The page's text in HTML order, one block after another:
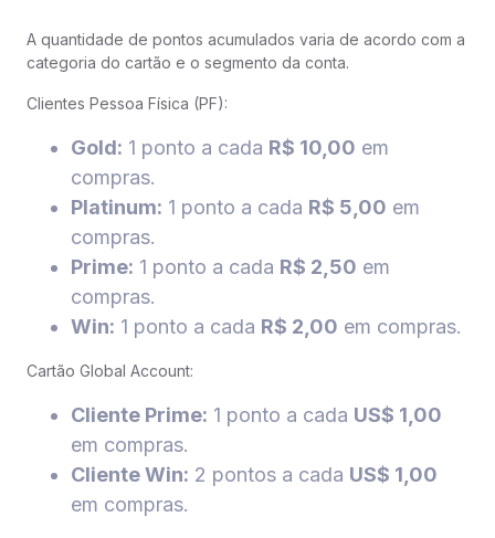
A quantidade de pontos acumulados varia de acordo com a
categoria do cartão e o segmento da conta.
Clientes Pessoa Física (PF):
Gold: 1 ponto a cada R$ 10,00 em
compras.
Platinum: 1 ponto a cada R$ 5,00 em
compras.
Prime: 1 ponto a cada R$ 2,50 em
compras.
Win: 1 ponto a cada R$ 2,00 em compras.
Cartão Global Account:
Cliente Prime: 1 ponto a cada US$ 1,00
em compras.
Cliente Win: 2 pontos a cada US$ 1,00
em compras.